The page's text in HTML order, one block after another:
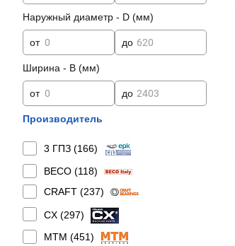
Наружный диаметр - D (мм)
от до
Ширина - B (мм)
от до
Производитель
3 ГПЗ (166)
BECO (118)
CRAFT (237)
CX (297)
MTM (451)